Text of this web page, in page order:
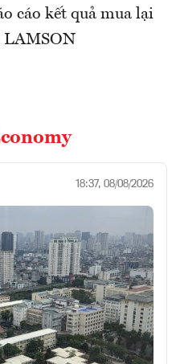
cáo kết quả mua lại
LAMSON
18:37, 08/08/2026